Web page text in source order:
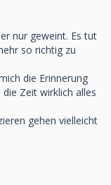
nur geweint. Es tut
so richtig zu
die Erinnerung
Zeit wirklich alles
gehen vielleicht